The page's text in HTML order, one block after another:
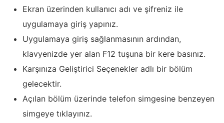
Ekran üzerinden kullanıcı adı ve şifreniz ile
uygulamaya giriş yapınız.
Uygulamaya giriş sağlanmasının ardından,
klavyenizde yer alan F12 tuşuna bir kere basınız.
Karşınıza Geliştirici Seçenekler adlı bir bölüm
gelecektir.
Açılan bölüm üzerinde telefon simgesine benzeyen
simgeye tıklayınız.